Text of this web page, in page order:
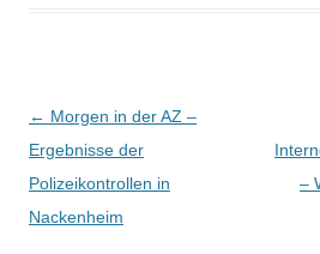
Beitrags-
Navigation
← Morgen in der AZ –
Ergebnisse der
Polizeikontrollen in
Nackenheim
–